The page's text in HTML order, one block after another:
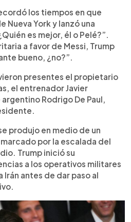
los tiempos en que
Nueva York y lanzó una
es mejor, él o Pelé?”.
a favor de Messi, Trump
bueno, ¿no?”.
presentes el propietario
el entrenador Javier
Rodrigo De Paul,
produjo en medio de un
por la escalada del
Trump inició su
a los operativos militares
antes de dar paso al